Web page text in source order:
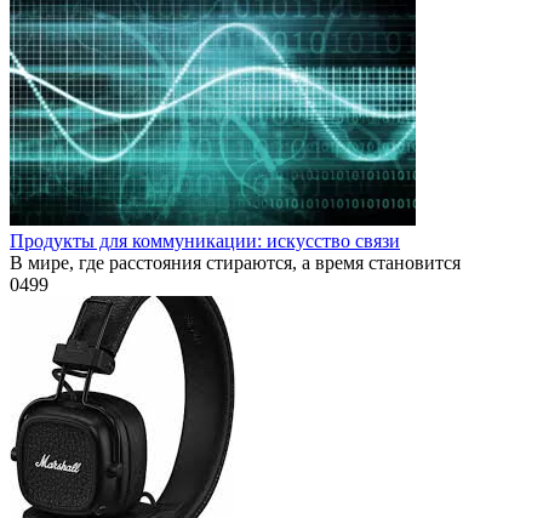
Продукты для коммуникации: искусство связи
В мире, где расстояния стираются, а время становится
0499